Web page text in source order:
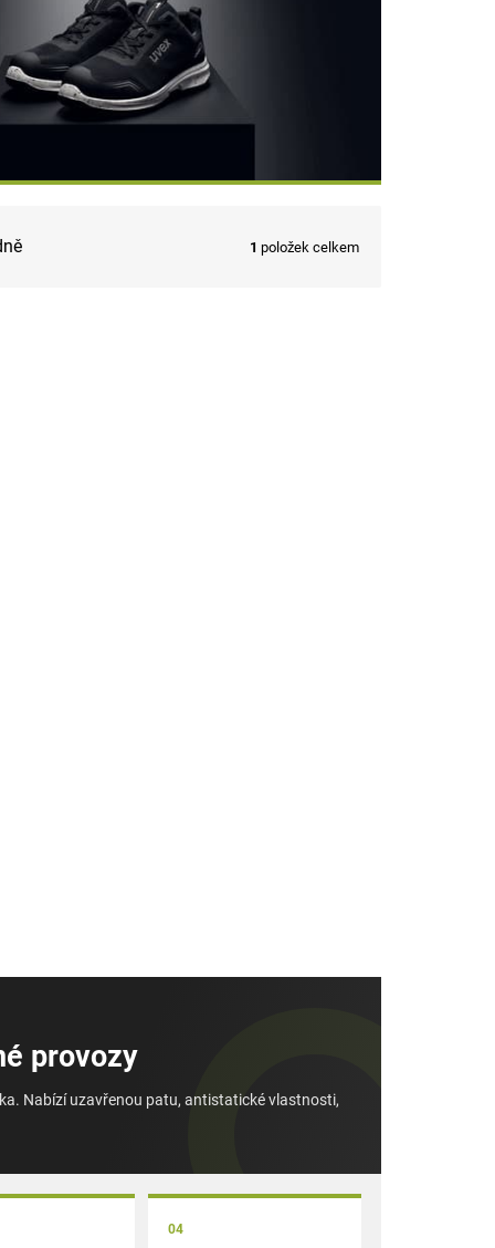
1 položek celkem
provozy
Nabízí uzavřenou patu, antistatické vlastnosti,
04